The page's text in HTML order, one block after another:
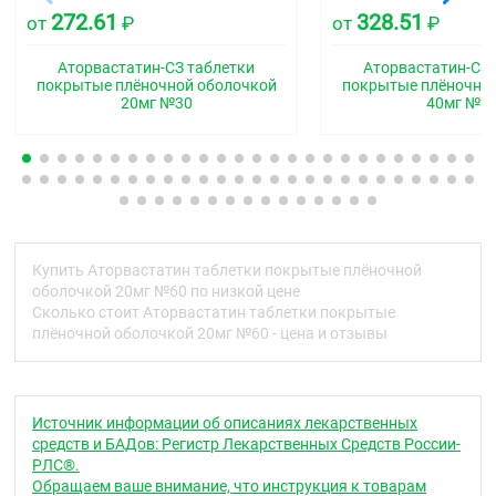
повидон-К25 7,85 мг
15,7
мг
кальция карбонат
мг
44,5 мг
89,0
мг
мг
мг
карбоксиметилкрахмал
1,6 мг 1,6 мг
кросповидон 1,6 мг 1,6 мг
мг
кремния диоксид
коллоидный
1,25
мг
1,25 мг
таблетки (с оболочкой) массой:
180
180 мг
360
от 272.61 ₽
Аторвастатин-СЗ таблетки
покрытые плёночной оболочкой
20мг №30
от 328.51 ₽
Аторвастатин-СЗ
покрытые
40мг
Купить Аторвастатин таблетки покрытые плёночной
оболочкой 20мг №60 по низкой цене
Сколько стоит Аторвастатин таблетки покрытые
плёночной оболочкой 20мг №60 - цена и отзывы
Источник информации об описаниях лекарственных
средств и БАДов: Регистр Лекарственных Средств России-
РЛС®.
Обращаем ваше внимание, что инструкция к товарам